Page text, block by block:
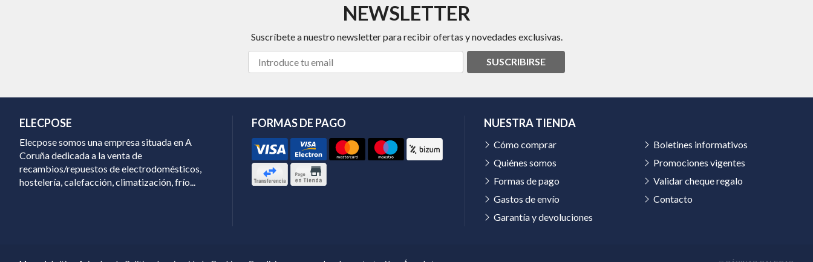
NEWSLETTER
Suscríbete a nuestro newsletter para recibir ofertas y novedades exclusivas.
SUSCRIBIRSE
ELECPOSE
Elecpose somos una empresa situada en A
Coruña dedicada a la venta de
recambios/repuestos de electrodomésticos,
hostelería, calefacción, climatización, frío...
FORMAS DE PAGO NUESTRA TIENDA
Cómo comprar
Quiénes somos
Formas de pago
Gastos de envío
Garantía y devoluciones
Boletines informativos
Promociones vigentes
Validar cheque regalo
Contacto